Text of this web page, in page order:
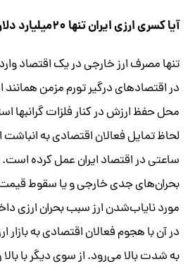
آیا کسری ارزی ایران تنها ۲۰میلیارد دلار خواهد بود؟
تنها مصرف ارز خارجی در یک اقتصاد
در اقتصادهای درگیر تورم مزمن همانند
محل حفظ ارزش در کنار فلزات گرانبها
لحاظ تمایل فعالان اقتصادی به انباشت
ساعتی در اقتصاد ایران عمل کرده است.
بحران‌های جدی خارجی و یا سقوط قیمت
مورد نایاب‌شدن ارز سبب بحران ارزی
در آن با هجوم فعالان اقتصادی به بازار
به شدت بالا می‌رود. از سوی دیگر با